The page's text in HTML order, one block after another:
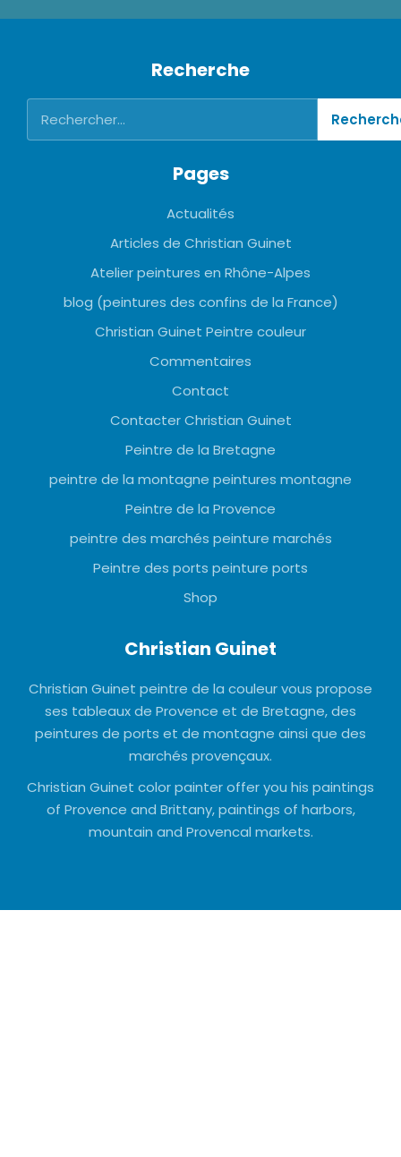
Recherche
Pages
Actualités
Articles de Christian Guinet
Atelier peintures en Rhône-Alpes
blog (peintures des confins de la France)
Christian Guinet Peintre couleur
Commentaires
Contact
Contacter Christian Guinet
Peintre de la Bretagne
peintre de la montagne peintures montagne
Peintre de la Provence
peintre des marchés peinture marchés
Peintre des ports peinture ports
Shop
Christian Guinet
Christian Guinet peintre de la couleur vous propose
ses tableaux de Provence et de Bretagne, des
peintures de ports et de montagne ainsi que des
marchés provençaux.
Christian Guinet color painter offer you his paintings
of Provence and Brittany, paintings of harbors,
mountain and Provencal markets.